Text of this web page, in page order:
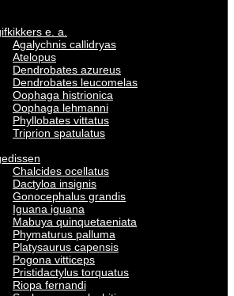
e. a.
Agalychnis callidryas
Atelopus
Dendrobates azureus
Dendrobates leucomelas
Oophaga histrionica
Oophaga lehmanni
Phyllobates vittatus
Triprion spatulatus
Chalcides ocellatus
Dactyloa insignis
Gonocephalus grandis
Iguana iguana
Mabuya quinquetaeniata
Phymaturus palluma
Platysaurus capensis
Pogona vitticeps
Pristidactylus torquatus
Riopa fernandi